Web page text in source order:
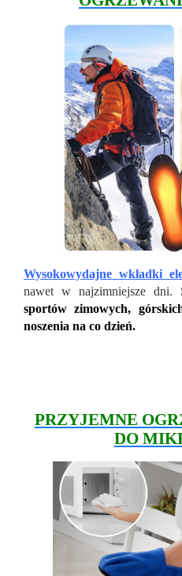
Wysokowydajne wkładki
nawet w najzimniejsze dni.
sportów zimowych,
noszenia na co dzień.
PRZYJEMNE
DO